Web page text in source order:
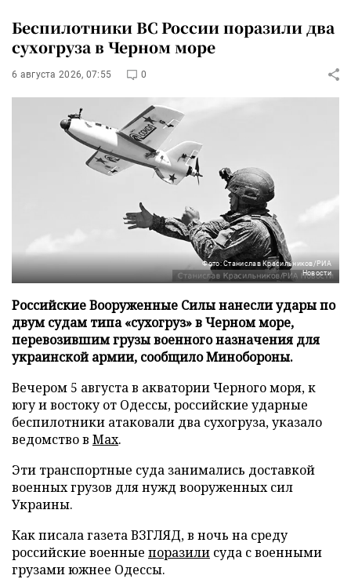
Беспилотники ВС России поразили два
сухогруза в Черном море
6 августа 2026, 07:55 0
Фото: Станислав Красильников/РИА
Новости
Российские Вооруженные Силы нанесли удары по
двум судам типа «сухогруз» в Черном море,
перевозившим грузы военного назначения для
украинской армии, сообщило Минобороны.
Вечером 5 августа в акватории Черного моря, к
югу и востоку от Одессы, российские ударные
беспилотники атаковали два сухогруза, указало
ведомство в Max.
Эти транспортные суда занимались доставкой
военных грузов для нужд вооруженных сил
Украины.
Как писала газета ВЗГЛЯД, в ночь на среду
российские военные поразили суда с военными
грузами южнее Одессы.